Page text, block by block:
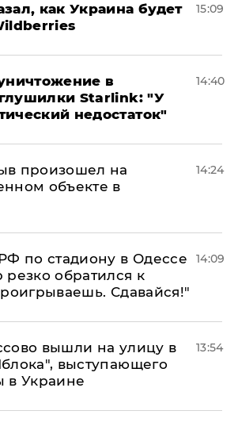
как Украина будет
15:09
в
Starlink: "У
недостаток"
14:40
произошел на
объекте в
14:24
по стадиону в Одессе
обратился к
Сдавайся!"
14:09
вышли на улицу в
выступающего
в Украине
13:54